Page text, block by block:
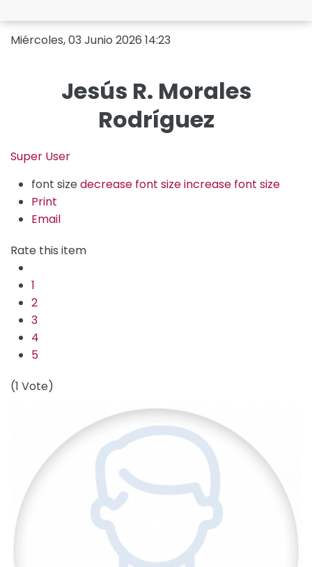
Miércoles, 03 Junio 2026 14:23
Jesús R. Morales
Rodríguez
Super User
font sizedecrease font sizeincrease font size
Print
Email
Rate this item
1
2
3
4
5
(1 Vote)